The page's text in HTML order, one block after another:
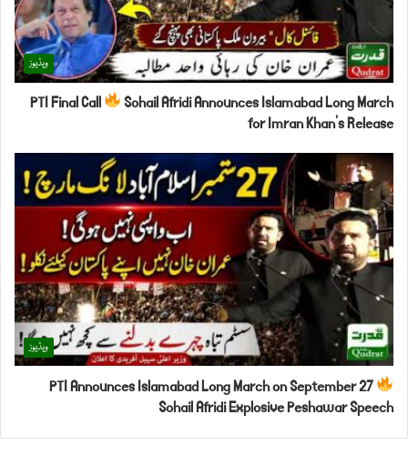
ویڈیوز
PTI Final Call
Sohail Afridi Announces Islamabad Long March
for Imran Khan’s Release
ویڈیوز
PTI Announces Islamabad Long March on September 27
Sohail Afridi Explosive Peshawar Speech